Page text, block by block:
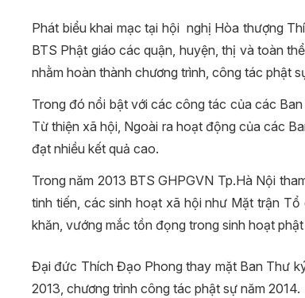
Phát biểu khai mạc tại hội nghị Hòa thượng
BTS Phật giáo các quận, huyện, thị và toàn
nhằm hoàn thành chương trình, công tác phật
Trong đó nổi bật với các công tác của các
Từ thiện xã hội, Ngoài ra hoạt động của các
đạt nhiều kết quả cao.
Trong năm 2013 BTS GHPGVN Tp.Hà Nội
tinh tiến, các sinh hoạt xã hội như Mặt trận
khăn, vướng mắc tồn đọng trong sinh hoạt
Đại đức Thích Đạo Phong thay mặt Ban Thư
2013, chương trình công tác phật sự năm 2014.